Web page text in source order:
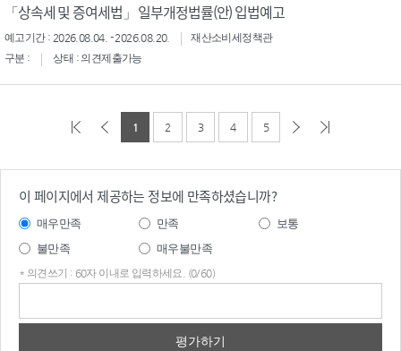
「상속세 및 증여세법」 일부개정법률(안) 입법예고
예고기간 : 2026.08.04. - 2026.08.20.
재산소비세정책관
구분 :
상태 : 의견제출가능
1 2 3 4 5
이 페이지에서 제공하는 정보에 만족하셨습니까?
매우만족 만족
보통
불만족
매우불만족
* 의견쓰기 : 60자 이내로 입력하세요. (0/60)